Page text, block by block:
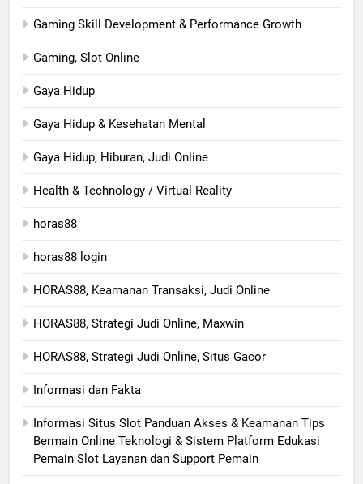
Gaming Skill Development & Performance Growth
Gaming, Slot Online
Gaya Hidup
Gaya Hidup & Kesehatan Mental
Gaya Hidup, Hiburan, Judi Online
Health & Technology / Virtual Reality
horas88
horas88 login
HORAS88, Keamanan Transaksi, Judi Online
HORAS88, Strategi Judi Online, Maxwin
HORAS88, Strategi Judi Online, Situs Gacor
Informasi dan Fakta
Informasi Situs Slot Panduan Akses & Keamanan Tips
Bermain Online Teknologi & Sistem Platform Edukasi
Pemain Slot Layanan dan Support Pemain